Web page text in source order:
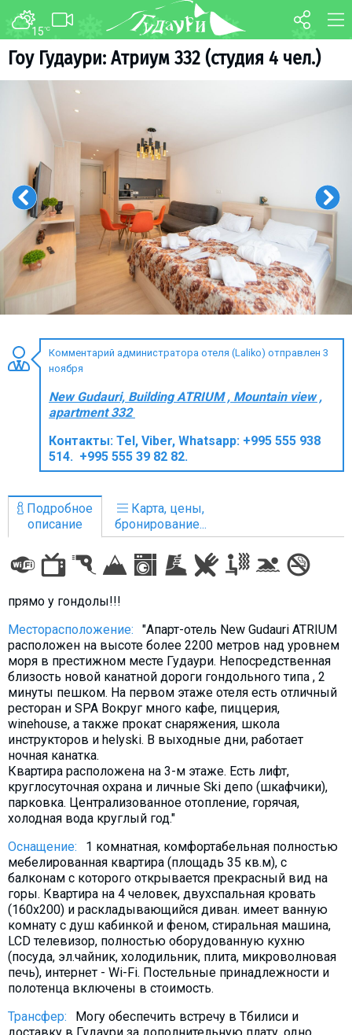
15°C
Гоу Гудаури: Атриум 332 (студия 4 чел.)
Комментарий администратора отеля (Laliko) отправлен 3
ноября
New Gudauri, Building ATRIUM , Mountain view ,
apartment 332
Контакты: Tel, Viber, Whatsapp: +995 555 938
514. +995 555 39 82 82.
Подробное
описание
Карта, цены,
бронирование...
прямо у гондолы!!!
Месторасположение:
"Апарт-отель New Gudauri ATRIUM
расположен на высоте более 2200 метров над уровнем
моря в престижном месте Гудаури. Непосредственная
близость новой канатной дороги гондольного типа , 2
минуты пешком. На первом этаже отеля есть отличный
ресторан и SPA Вокруг много кафе, пиццерия,
winehouse, а также прокат снаряжения, школа
инструкторов и helyski. В выходные дни, работает
ночная канатка.
Квартира расположена на 3-м этаже. Есть лифт,
круглосуточная охрана и личные Ski депо (шкафчики),
парковка. Централизованное отопление, горячая,
холодная вода круглый год."
Оснащение:
1 комнатная, комфортабельная полностью
мебeлированная квартира (площадь 35 кв.м), с
балконам с которого открывается прекрасный вид на
горы. Квартира на 4 человек, двухспальная кровать
(160х200) и раскладывающийся диван. имеет ванную
комнату с душ кабинкой и феном, стиральная машина,
LCD телевизор, полностью оборудованную кухню
(посуда, эл.чайник, холодильник, плита, микроволновая
печь), интернет - Wi-Fi. Постельные принадлежности и
полотенца включены в стоимость.
Трансфер:
Могу обеспечить встречу в Тбилиси и
ФОРУМ КАРТА
О курорте
Схема трасс
Инструкторы
Ски-сервис
Дети в Гудаури
Развлечения
Календарь событий
Гудаури
INFO
ПРОЖИВАНИЕ
Квартиры
Отели
Горячие предложения
Долгосрочная аренда
Другое
ГРУЗИЯ
О Грузии
Визы и Документы
Что пить?
Деньги
Мобильная связь
Галерея
Отчеты
Безопасность